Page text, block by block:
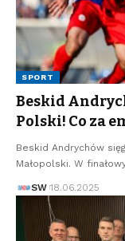
SPORT
Beskid
Polski! Co za
Beskid Andrychów
Małopolski. W
SW 18.06.2025